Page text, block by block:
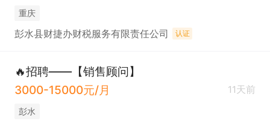
重庆
彭水县财捷办财税服务有限责任公司 认证
🔥招聘——【销售顾问】
3000-15000元/月
11天前
彭水